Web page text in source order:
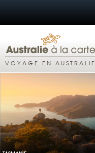
VOYAGE EN AUSTRALIE